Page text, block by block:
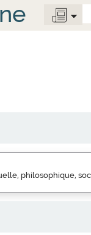
philosophique,